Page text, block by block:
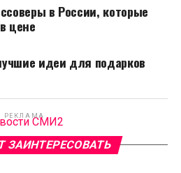
в России, которые
цене
идеи для подарков
РЕКЛАМАСМИ2
ЗАИНТЕРЕСОВАТЬ